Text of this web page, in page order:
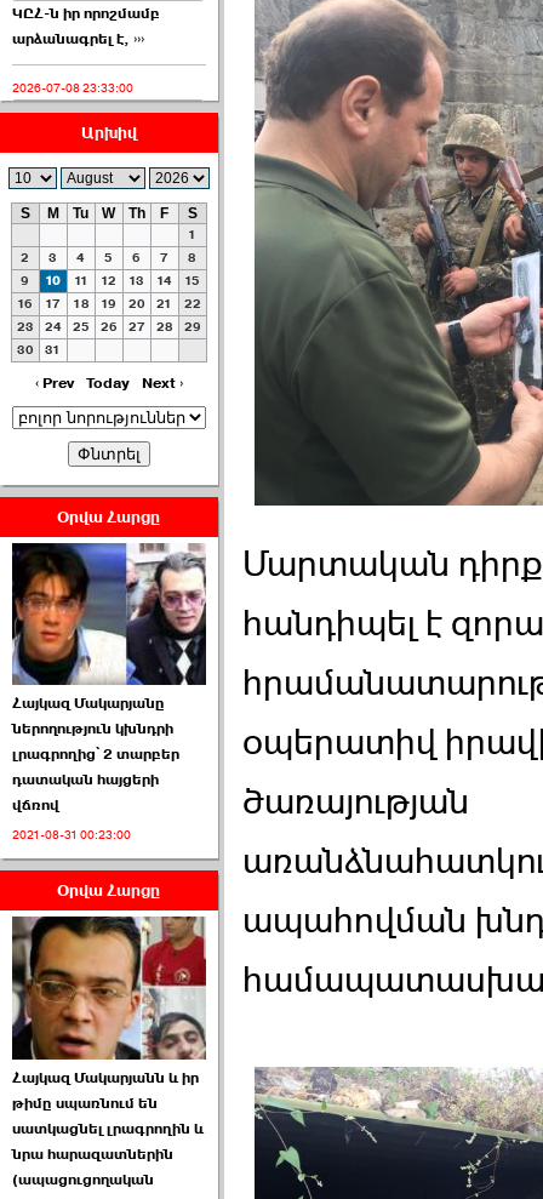
ԿԸՀ-ն իր որոշմամբ
արձանագրել է, ›››
2026-07-08 23:33:00
ՀԱՅԱՊԱՀՊԱՆՈՒԹԻՒՆ՝
ՀԱՒԱՏՔԻ ԵՒ
ԿՐԹՈՒԹԵԱՆ
ՃԱՆԱՊԱՐՀՈՎ ›››
2026-07-06 06:50:00
Ամենաշատը էսօրվանից
էի վախենում.Նիկոլայ
Եղիազարյան ›››
2026-07-05 23:19:00
ՏԵՍԱՆՅՈՒԹ․ Ի՞նչ
իրավիճակ է այս ›››
2026-07-04 10:40:00
Սահմանադրական
դատարանը մերժեց ›››
2026-07-02 00:39:00
Արխիվ
S M Tu W Th F S
1
2
3 4 5 6 7
8
9
10 11 12 13 14
15
16
17 18 19 20 21
22
23
24 25 26 27 28
29
30
31
‹ Prev Today Next ›
Օրվա Հարցը
Հայկազ Մակարյանը
ներողություն կխնդրի
լրագրողից՝ 2 տարբեր
դատական հայցերի
վճռով
2021-08-31 00:23:00
Օրվա Հարցը
Հայկազ Մակարյանն և իր
թիմը սպառնում են
սատկացնել լրագրողին և
նրա հարազատներին
(ապացուցողական
Մարտական
հանդիպել է
օպերատիվ
ծառայության
ապահովման